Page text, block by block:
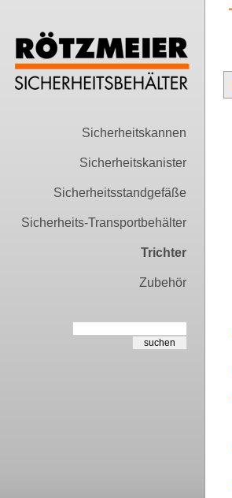
Sicherheitskannen
Sicherheitskanister
Sicherheitsstandgefäße
Sicherheits-Transportbehälter
Trichter
Zubehör